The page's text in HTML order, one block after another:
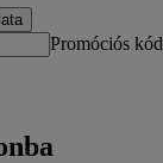
Promóciós kód